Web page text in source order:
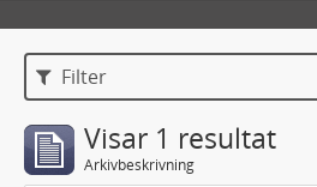
Filter
Visar 1 resultat
Arkivbeskrivning